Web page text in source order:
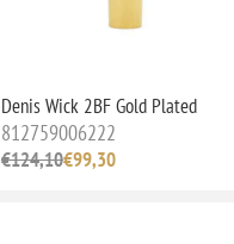
Denis Wick 2BF Gold Plated
812759006222
€124,10€99,30